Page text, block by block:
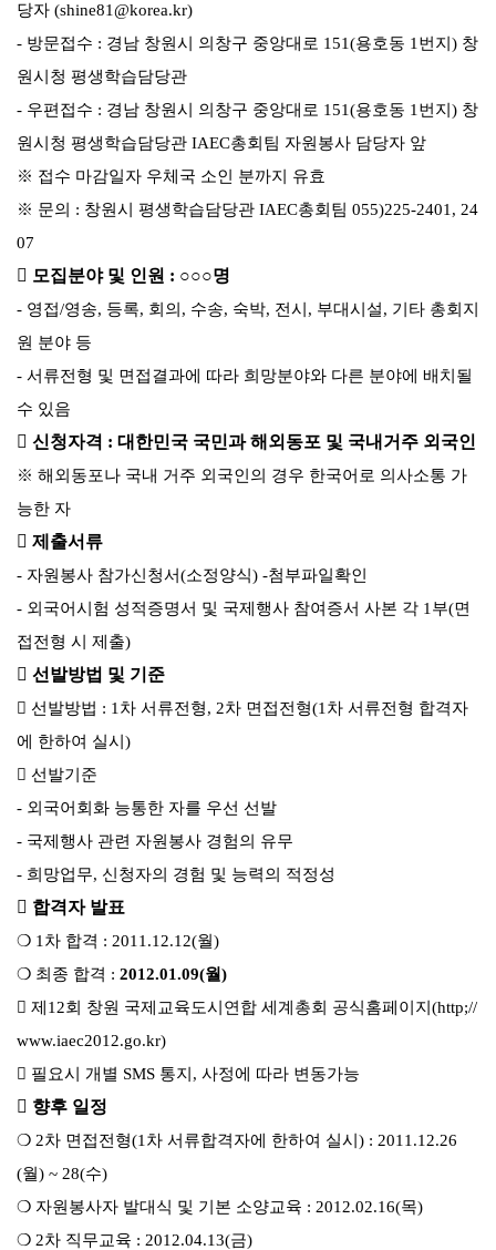
당자 (shine81@korea.kr)
- 방문접수 : 경남 창원시 의창구 중앙대로 151(용호동 1번지) 창
원시청 평생학습담당관
- 우편접수 : 경남 창원시 의창구 중앙대로 151(용호동 1번지) 창
원시청 평생학습담당관 IAEC총회팀 자원봉사 담당자 앞
※ 접수 마감일자 우체국 소인 분까지 유효
※ 문의 : 창원시 평생학습담당관 IAEC총회팀 055)225-2401, 24
07
 모집분야 및 인원 : ○○○명
- 영접/영송, 등록, 회의, 수송, 숙박, 전시, 부대시설, 기타 총회지
원 분야 등
- 서류전형 및 면접결과에 따라 희망분야와 다른 분야에 배치될
수 있음
 신청자격 : 대한민국 국민과 해외동포 및 국내거주 외국인
※ 해외동포나 국내 거주 외국인의 경우 한국어로 의사소통 가
능한 자
 제출서류
- 자원봉사 참가신청서(소정양식) -첨부파일확인
- 외국어시험 성적증명서 및 국제행사 참여증서 사본 각 1부(면
접전형 시 제출)
 선발방법 및 기준
 선발방법 : 1차 서류전형, 2차 면접전형(1차 서류전형 합격자
에 한하여 실시)
 선발기준
- 외국어회화 능통한 자를 우선 선발
- 국제행사 관련 자원봉사 경험의 유무
- 희망업무, 신청자의 경험 및 능력의 적정성
 합격자 발표
❍ 1차 합격 : 2011.12.12(월)
❍ 최종 합격 : 2012.01.09(월)
 제12회 창원 국제교육도시연합 세계총회 공식홈페이지(http;//
www.iaec2012.go.kr)
 필요시 개별 SMS 통지, 사정에 따라 변동가능
 향후 일정
❍ 2차 면접전형(1차 서류합격자에 한하여 실시) : 2011.12.26
(월) ~ 28(수)
❍ 자원봉사자 발대식 및 기본 소양교육 : 2012.02.16(목)
❍ 2차 직무교육 : 2012.04.13(금)